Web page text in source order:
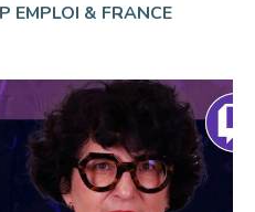
EMPLOI & FRANCE